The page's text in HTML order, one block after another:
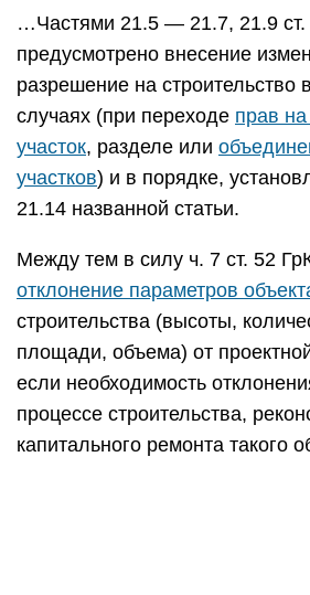
…Частями 21.5 — 21.7, 21.9
предусмотрено внесение
разрешение на строительство
случаях (при переходе прав
участок, разделе или
участков) и в порядке,
21.14 названной статьи.
Между тем в силу ч. 7 ст. 52
отклонение параметров
строительства (высоты,
площади, объема) от
если необходимость
процессе строительства,
капитального ремонта такого